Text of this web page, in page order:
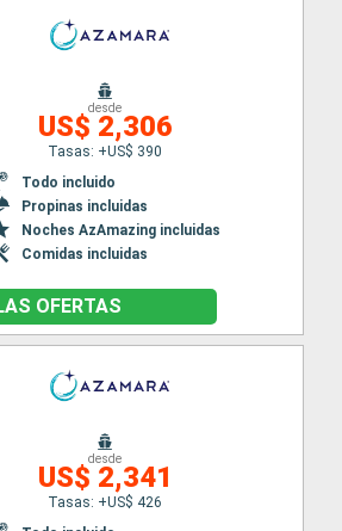
desde
US$ 2,306
Tasas: +US$ 390
Todo incluido
Propinas incluidas
Noches AzAmazing incluidas
Comidas incluidas
OFERTAS
desde
US$ 2,341
Tasas: +US$ 426